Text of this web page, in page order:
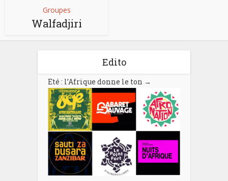
Groupes
Walfadjiri
Edito
Eté : l’Afrique donne le ton →